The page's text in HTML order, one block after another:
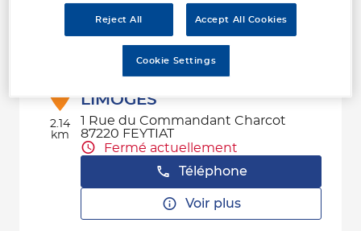
Voir plus
2.14
km
LIMOGES
1 Rue du Commandant Charcot
87220 FEYTIAT
Fermé actuellement
Téléphone
Voir plus
Reject All Accept All Cookies
Cookie Settings